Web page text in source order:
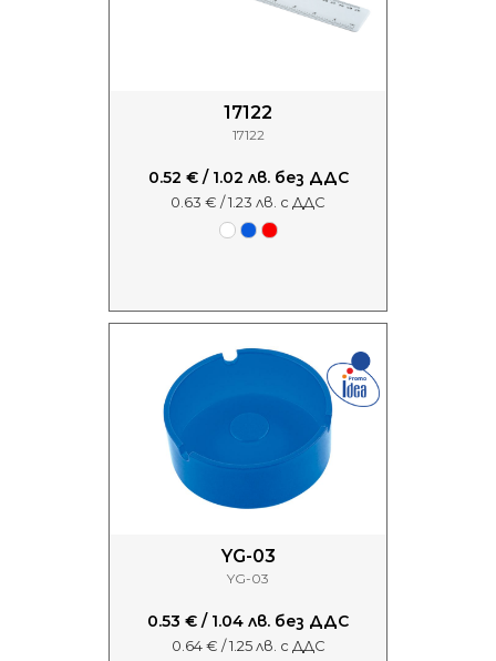
17122
17122
0.52 € / 1.02 лв. без ДДС
0.63 € / 1.23 лв. с ДДС
YG-03
YG-03
0.53 € / 1.04 лв. без ДДС
0.64 € / 1.25 лв. с ДДС